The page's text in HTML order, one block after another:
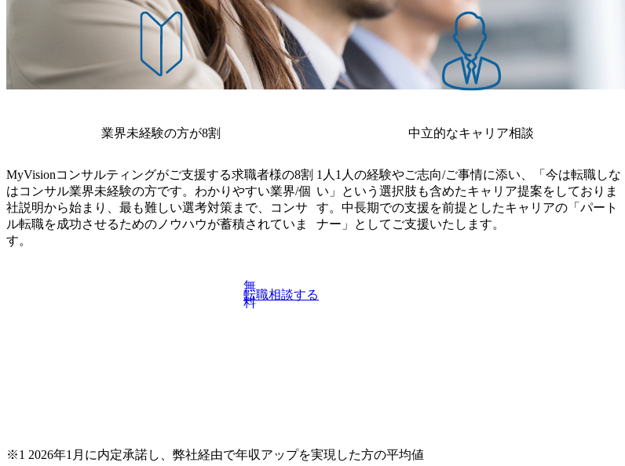
業界未経験の方が8割
MyVisionコンサルティングがご支援する求職者様の8割
はコンサル業界未経験の方です。わかりやすい業界/個
社説明から始まり、最も難しい選考対策まで、コンサ
ル転職を成功させるためのノウハウが蓄積されていま
す。
中立的なキャリア相談
1人1人の経験やご志向/ご事情に添い、「今は転職しな
い」という選択肢も含めたキャリア提案をしておりま
す。中長期での支援を前提としたキャリアの「パート
ナー」としてご支援いたします。
無
料
転職相談する
※1 2026年1月に内定承諾し、弊社経由で年収アップを実現した方の平均値